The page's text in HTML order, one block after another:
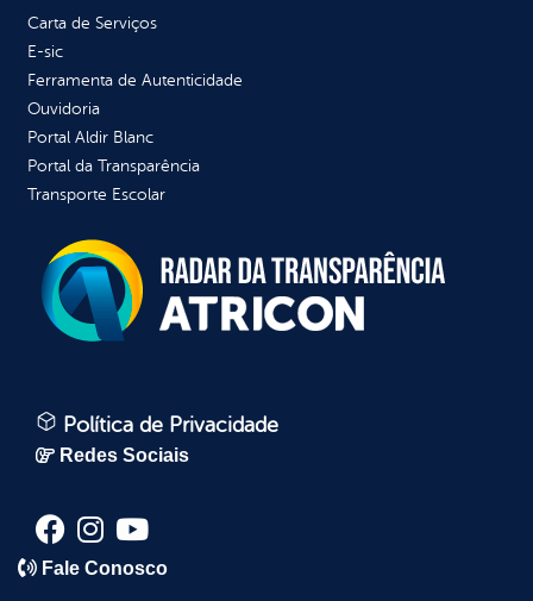
Carta de Serviços
E-sic
Ferramenta de Autenticidade
Ouvidoria
Portal Aldir Blanc
Portal da Transparência
Transporte Escolar
Política de Privacidade
Redes Sociais
Fale Conosco